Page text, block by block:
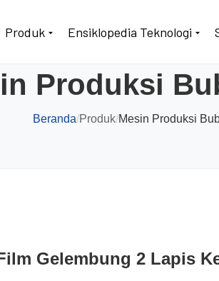
Produk Ensiklopedia Teknologi
Produksi
Beranda/Produk/Mesin Produksi
Gelembung 2 Lapis